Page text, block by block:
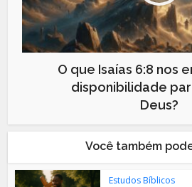
O que Isaías 6:8 nos
disponibilidade
Deus?
Você também
Estudos Bíblicos